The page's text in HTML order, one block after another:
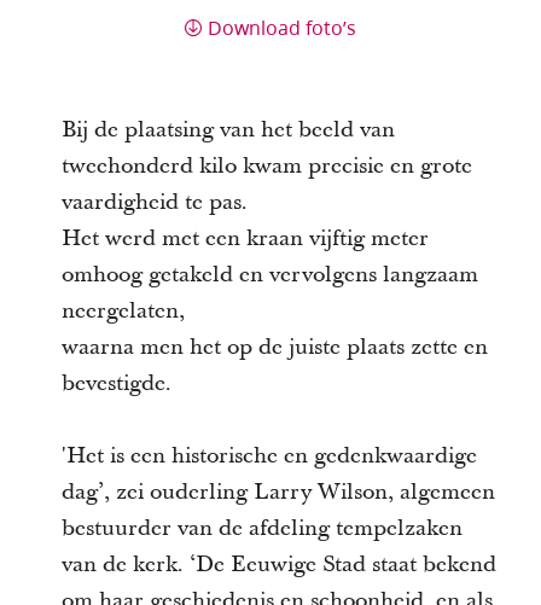
Download foto’s
Bij de plaatsing van het beeld van
tweehonderd kilo kwam precisie en grote
vaardigheid te pas.
Het werd met een kraan vijftig meter
omhoog getakeld en vervolgens langzaam
neergelaten,
waarna men het op de juiste plaats zette en
bevestigde.
'Het is een historische en gedenkwaardige
dag’, zei ouderling Larry Wilson, algemeen
bestuurder van de afdeling tempelzaken
van de kerk. ‘De Eeuwige Stad staat bekend